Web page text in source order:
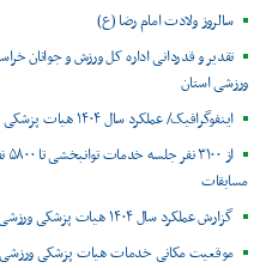
سالروز ولادت امام رضا (ع)
تقدیر و قدردانی اداره کل ورزش و جوانان
ورزشی استان
اینفوگرافیک/ عملکرد سال ۱۴۰۴ هیات پزشکی ورزشی استان خراسان رضوی
مسابقات
گزارش عملکرد سال ۱۴۰۴ هیات پزشکی ورزشی خراسان رضوی
موقعیت مکانی خدمات هیات پزشکی ورزشی